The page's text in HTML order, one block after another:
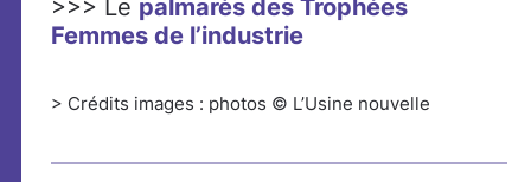
>>> Le palmarès des Trophées
Femmes de l’industrie
> Crédits images : photos © L’Usine nouvelle